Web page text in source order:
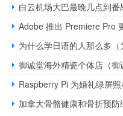
白云机场大巴最晚几点到番
Adobe 推出 Premiere Pro
为什么学日语的人那么多（
御诚堂海外精瓷个体店（御
Raspberry Pi 为婚礼绿屏
加拿大骨骼健康和骨折预